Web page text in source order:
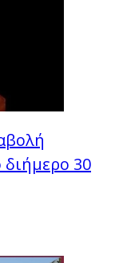
30